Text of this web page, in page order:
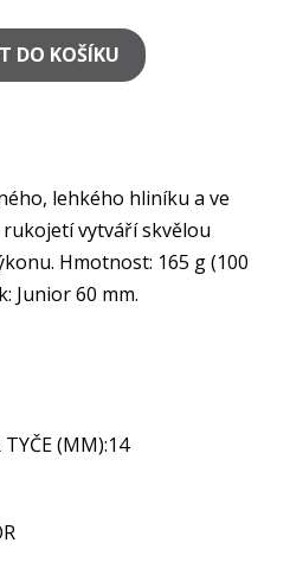
DO KOŠÍKU
lehkého hliníku a ve
vytváří skvělou
Hmotnost: 165 g (100
Junior 60 mm.
(MM):14